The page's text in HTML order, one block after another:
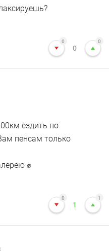
0
0
0
ездить по
пенсам только
✊
0
1
1